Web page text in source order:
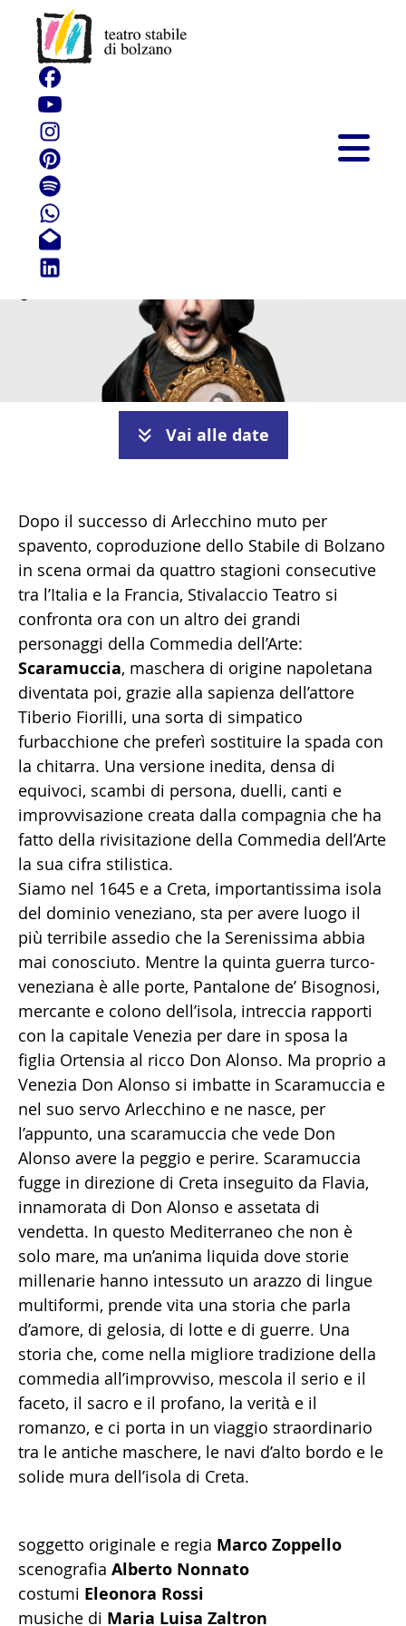
Scaramuccia
Una Commedia dell'Arte
Vai alle date
Dopo il successo di Arlecchino muto per
spavento, coproduzione dello Stabile di Bolzano
in scena ormai da quattro stagioni consecutive
tra l’Italia e la Francia, Stivalaccio Teatro si
confronta ora con un altro dei grandi
personaggi della Commedia dell’Arte:
Scaramuccia, maschera di origine napoletana
diventata poi, grazie alla sapienza dell’attore
Tiberio Fiorilli, una sorta di simpatico
furbacchione che preferì sostituire la spada con
la chitarra. Una versione inedita, densa di
equivoci, scambi di persona, duelli, canti e
improvvisazione creata dalla compagnia che ha
fatto della rivisitazione della Commedia dell’Arte
la sua cifra stilistica.
Siamo nel 1645 e a Creta, importantissima isola
del dominio veneziano, sta per avere luogo il
più terribile assedio che la Serenissima abbia
mai conosciuto. Mentre la quinta guerra turco-
veneziana è alle porte, Pantalone de’ Bisognosi,
mercante e colono dell’isola, intreccia rapporti
con la capitale Venezia per dare in sposa la
figlia Ortensia al ricco Don Alonso. Ma proprio a
Venezia Don Alonso si imbatte in Scaramuccia e
nel suo servo Arlecchino e ne nasce, per
l’appunto, una scaramuccia che vede Don
Alonso avere la peggio e perire. Scaramuccia
fugge in direzione di Creta inseguito da Flavia,
innamorata di Don Alonso e assetata di
vendetta. In questo Mediterraneo che non è
solo mare, ma un’anima liquida dove storie
millenarie hanno intessuto un arazzo di lingue
multiformi, prende vita una storia che parla
d’amore, di gelosia, di lotte e di guerre. Una
storia che, come nella migliore tradizione della
commedia all’improvviso, mescola il serio e il
faceto, il sacro e il profano, la verità e il
romanzo, e ci porta in un viaggio straordinario
tra le antiche maschere, le navi d’alto bordo e le
solide mura dell’isola di Creta.
soggetto originale e regia Marco Zoppello
scenografia Alberto Nonnato
costumi Eleonora Rossi
musiche di Maria Luisa Zaltron